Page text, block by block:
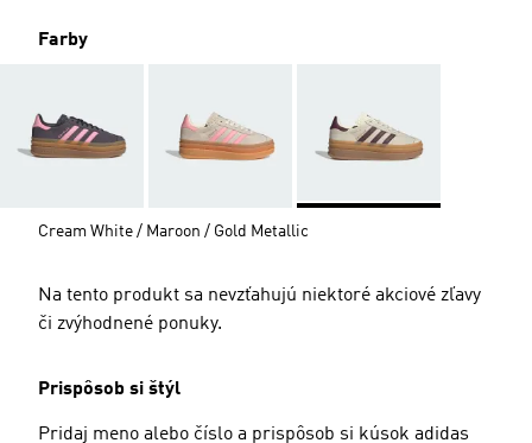
Farby
Cream White / Maroon / Gold Metallic
Na tento produkt sa nevzťahujú niektoré akciové zľavy
či zvýhodnené ponuky.
Prispôsob si štýl
Pridaj meno alebo číslo a prispôsob si kúsok adidas